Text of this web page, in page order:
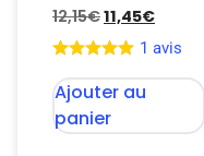
12,15€11,45€
1 avis
Ajouter au
panier